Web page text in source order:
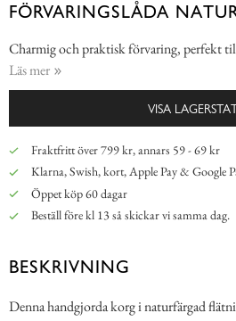
FÖRVARINGSLÅDA
Charmig och praktisk förvaring, perfekt
Läs mer
VISA
Fraktfritt över 799 kr, annars 59 - 69 kr
Klarna, Swish, kort, Apple Pay & Google
Öppet köp 60 dagar
Beställ före kl 13 så skickar vi samma dag.
BESKRIVNING
Denna handgjorda korg i naturfärgad